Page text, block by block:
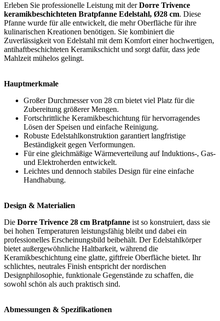
Erleben Sie professionelle Leistung mit derDorre Trivence
keramikbeschichteten Bratpfanne Edelstahl, Ø28 cm. Diese
Pfanne wurde für alle entwickelt, die mehr Oberfläche für ihre
kulinarischen Kreationen benötigen. Sie kombiniert die
Zuverlässigkeit von Edelstahl mit dem Komfort einer hochwertigen,
antihaftbeschichteten Keramikschicht und sorgt dafür, dass jede
Mahlzeit mühelos gelingt.
Hauptmerkmale
Großer Durchmesser von 28 cm bietet viel Platz für die
Zubereitung größerer Mengen.
Fortschrittliche Keramikbeschichtung für hervorragendes
Lösen der Speisen und einfache Reinigung.
Robuste Edelstahlkonstruktion garantiert langfristige
Beständigkeit gegen Verformungen.
Für eine gleichmäßige Wärmeverteilung auf Induktions-, Gas-
und Elektroherden entwickelt.
Leichtes und dennoch stabiles Design für eine einfache
Handhabung.
Design & Materialien
Die Dorre Trivence 28 cm Bratpfanne ist so konstruiert, dass sie
bei hohen Temperaturen leistungsfähig bleibt und dabei ein
professionelles Erscheinungsbild beibehält. Der Edelstahlkörper
bietet außergewöhnliche Haltbarkeit, während die
Keramikbeschichtung eine glatte, giftfreie Oberfläche bietet. Ihr
schlichtes, neutrales Finish entspricht der nordischen
Designphilosophie, funktionale Gegenstände zu schaffen, die
sowohl schön als auch praktisch sind.
Abmessungen & Spezifikationen